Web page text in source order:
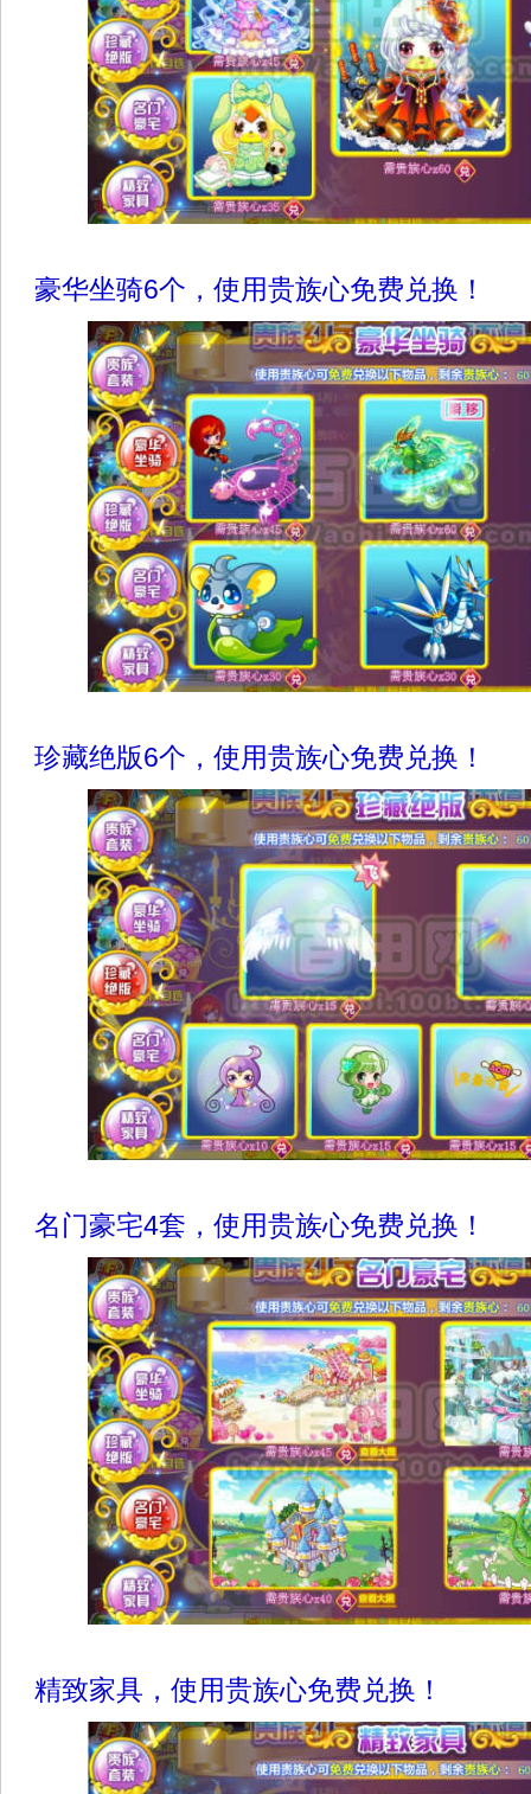
豪华坐骑6个，使用贵族心免费兑换！
珍藏绝版6个，使用贵族心免费兑换！
名门豪宅4套，使用贵族心免费兑换！
精致家具，使用贵族心免费兑换！